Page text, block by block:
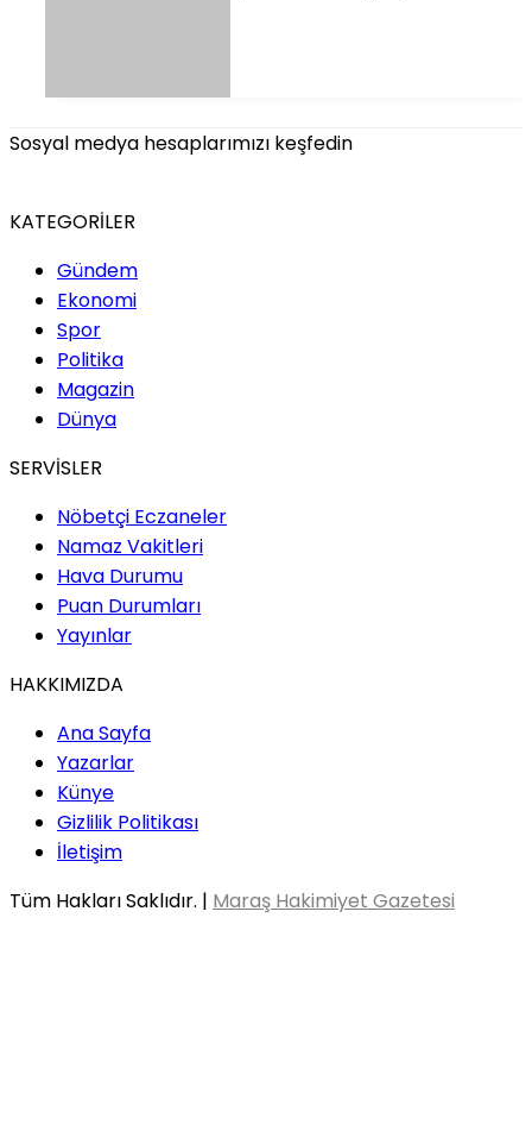
Sosyal medya hesaplarımızı keşfedin
KATEGORİLER
Gündem
Ekonomi
Spor
Politika
Magazin
Dünya
SERVİSLER
Nöbetçi Eczaneler
Namaz Vakitleri
Hava Durumu
Puan Durumları
Yayınlar
HAKKIMIZDA
Ana Sayfa
Yazarlar
Künye
Gizlilik Politikası
İletişim
Tüm Hakları Saklıdır. | Maraş Hakimiyet Gazetesi